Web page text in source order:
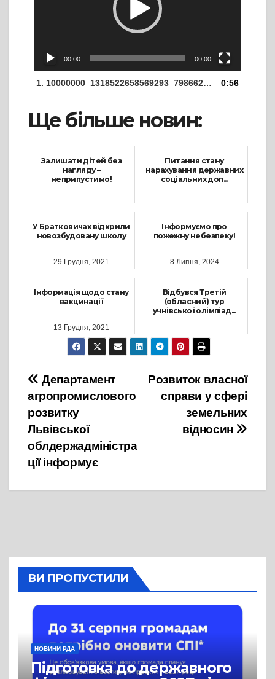
00:00 00:00
1. 10000000_1318522658569293_7986623745669328896_n 0:56
Ще більше новин:
Залишати дітей без
нагляду –
неприпустимо!
Питання стану
нарахування державних
соціальних доп...
У Братковичах відкрили
новозбудовану школу
29 Грудня, 2021
Інформуємо про
пожежну небезпеку!
8 Липня, 2024
Інформація щодо стану
вакцинації
13 Грудня, 2021
Відбувся Третій
(обласний) тур
учнівської олімпіад...
23 Січня, 2023
Навігація
записів
Розвиток власної
справи у сфері
земельних
відносин
Департамент
агропромислового
розвитку
Львівської
облдержадміністра
ції інформує
ВИ ПРОПУСТИЛИ
НОВИНИ РДА
Підготовка до державного